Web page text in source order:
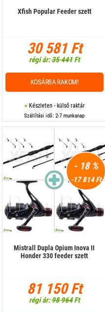
Xfish Popular Feeder szett
30 581 Ft
régi ár:35 441Ft
Készleten - külső raktár
Szállítási idő: 2-7 munkanap
KOSÁRBA RAKOM!
- 18 %
-17 814 Ft
Mistrall Dupla Opium Inova II
Honder 330 feeder szett
81 150 Ft
régi ár:98 964Ft